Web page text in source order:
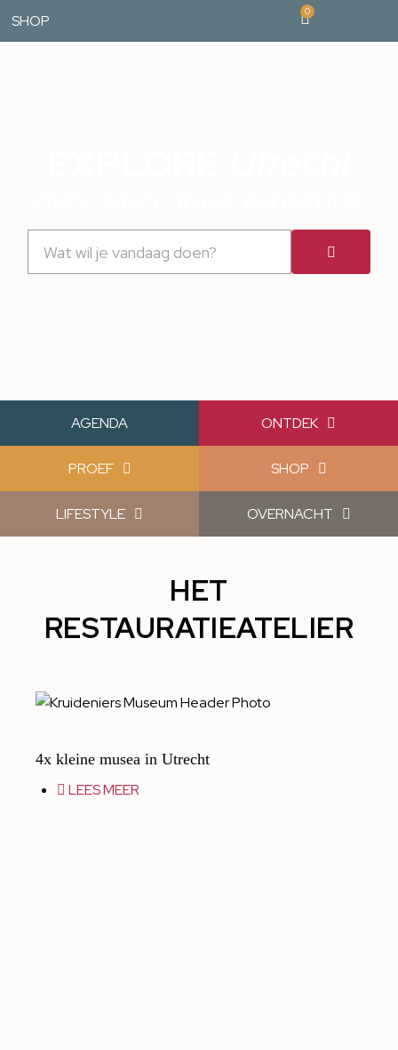
SHOP
0
AGENDA ONTDEK
PROEF SHOP
LIFESTYLE OVERNACHT
HET
RESTAURATIEATELIER
4x kleine musea in Utrecht
LEES MEER